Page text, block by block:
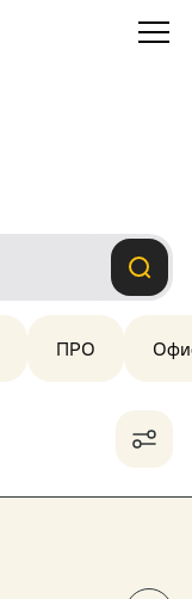
ПРО